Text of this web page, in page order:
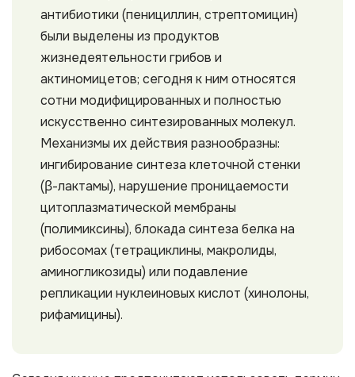
антибиотики (пенициллин, стрептомицин)
были выделены из продуктов
жизнедеятельности грибов и
актиномицетов; сегодня к ним относятся
сотни модифицированных и полностью
искусственно синтезированных молекул.
Механизмы их действия разнообразны:
ингибирование синтеза клеточной стенки
(β-лактамы), нарушение проницаемости
цитоплазматической мембраны
(полимиксины), блокада синтеза белка на
рибосомах (тетрациклины, макролиды,
аминогликозиды) или подавление
репликации нуклеиновых кислот (хинолоны,
рифамицины).